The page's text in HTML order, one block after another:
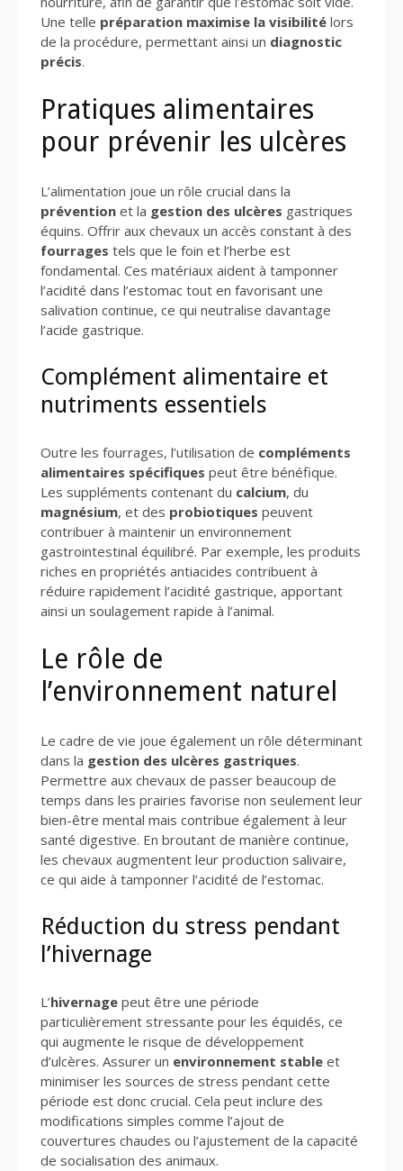
Une telle préparation maximise la visibilité lors
de la procédure, permettant ainsi un diagnostic
précis.
Pratiques alimentaires
pour prévenir les ulcères
L’alimentation joue un rôle crucial dans la
prévention et la gestion des ulcères gastriques
équins. Offrir aux chevaux un accès constant à des
fourrages tels que le foin et l’herbe est
fondamental. Ces matériaux aident à tamponner
l’acidité dans l’estomac tout en favorisant une
salivation continue, ce qui neutralise davantage
l’acide gastrique.
Complément alimentaire et
nutriments essentiels
Outre les fourrages, l’utilisation de compléments
alimentaires spécifiques peut être bénéfique.
Les suppléments contenant du calcium, du
magnésium, et des probiotiques peuvent
contribuer à maintenir un environnement
gastrointestinal équilibré. Par exemple, les produits
riches en propriétés antiacides contribuent à
réduire rapidement l’acidité gastrique, apportant
ainsi un soulagement rapide à l’animal.
Le rôle de
l’environnement naturel
Le cadre de vie joue également un rôle déterminant
dans la gestion des ulcères gastriques.
Permettre aux chevaux de passer beaucoup de
temps dans les prairies favorise non seulement leur
bien-être mental mais contribue également à leur
santé digestive. En broutant de manière continue,
les chevaux augmentent leur production salivaire,
ce qui aide à tamponner l’acidité de l’estomac.
Réduction du stress pendant
l’hivernage
L’hivernage peut être une période
particulièrement stressante pour les équidés, ce
qui augmente le risque de développement
d’ulcères. Assurer un environnement stable et
minimiser les sources de stress pendant cette
période est donc crucial. Cela peut inclure des
modifications simples comme l’ajout de
couvertures chaudes ou l’ajustement de la capacité
de socialisation des animaux.